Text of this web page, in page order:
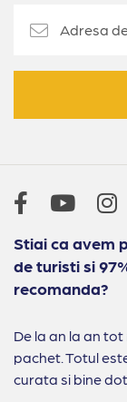
Stiai ca avem
de turisti si
recomanda?
De la an la an
pachet. Totul
curata si bine